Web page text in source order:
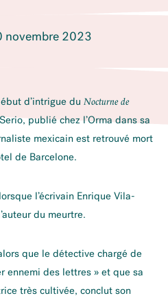
novembre 2023
d’intrigue du Nocturne de
publié chez l’Orma dans sa
mexicain est retrouvé mort
de Barcelone.
l’écrivain Enrique Vila-
du meurtre.
que le détective chargé de
ennemi des lettres » et que sa
très cultivée, conclut son